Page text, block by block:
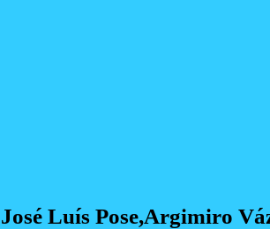
José Luís Pose,Argimiro